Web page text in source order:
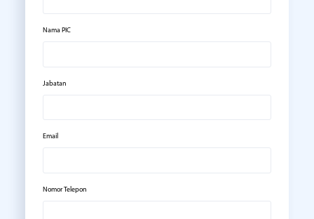
Nama PIC
Jabatan
Email
Nomor Telepon